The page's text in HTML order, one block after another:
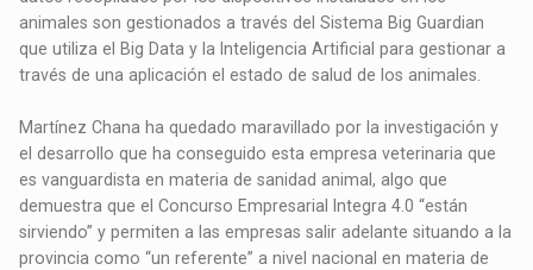
animales son gestionados a través del Sistema Big Guardian
que utiliza el Big Data y la Inteligencia Artificial para gestionar a
través de una aplicación el estado de salud de los animales.
Martínez Chana ha quedado maravillado por la investigación y
el desarrollo que ha conseguido esta empresa veterinaria que
es vanguardista en materia de sanidad animal, algo que
demuestra que el Concurso Empresarial Integra 4.0 “están
sirviendo” y permiten a las empresas salir adelante situando a la
provincia como “un referente” a nivel nacional en materia de